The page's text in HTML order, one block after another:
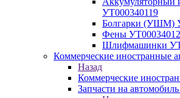
УТ000340119
Болгарки (УШМ)
Фены
Шлифмашинки
Коммерческие иностранные
Назад
Коммерческие
Запчасти на